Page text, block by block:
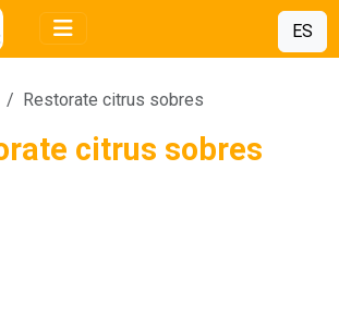
ES
Restorate citrus sobres
citrus sobres